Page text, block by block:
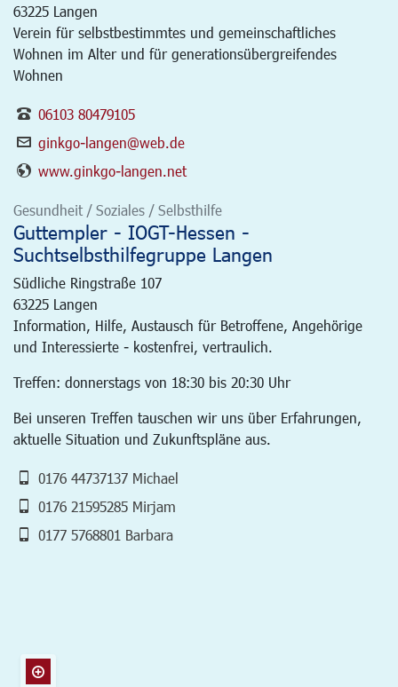
63225 Langen
Verein für selbstbestimmtes und gemeinschaftliches
Wohnen im Alter und für generationsübergreifendes
Wohnen
06103 80479105
ginkgo-langen@web.de
www.ginkgo-langen.net
Gesundheit / Soziales / Selbsthilfe
Guttempler - IOGT-Hessen -
Suchtselbsthilfegruppe Langen
Südliche Ringstraße 107
63225 Langen
Information, Hilfe, Austausch für Betroffene, Angehörige
und Interessierte - kostenfrei, vertraulich.
Treffen: donnerstags von 18:30 bis 20:30 Uhr
Bei unseren Treffen tauschen wir uns über Erfahrungen,
aktuelle Situation und Zukunftspläne aus.
0176 44737137 Michael
0176 21595285 Mirjam
0177 5768801 Barbara